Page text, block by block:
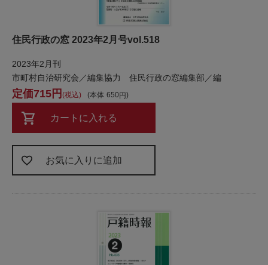
住民行政の窓 2023年2月号vol.518
2023年2月刊
市町村自治研究会／編集協力 住民行政の窓編集部／編
本体 650
715 税込
カートに入れる
お気に入りに追加